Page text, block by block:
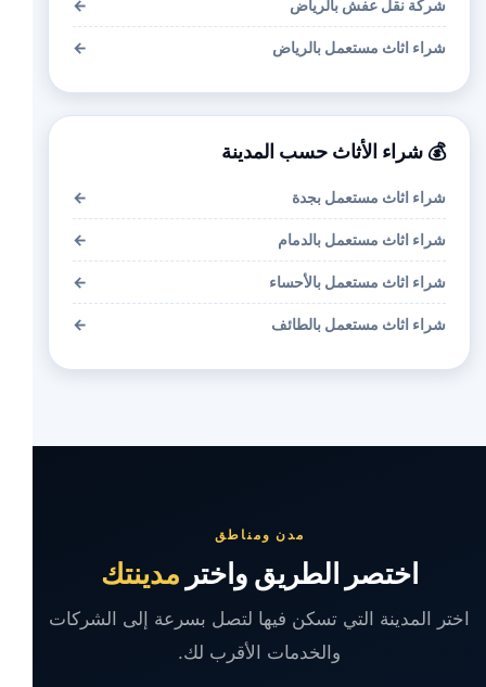
شركة نقل عفش بالرياض ←
شراء اثاث مستعمل بالرياض ←
💰 شراء الأثاث حسب المدينة
شراء اثاث مستعمل بجدة ←
شراء اثاث مستعمل بالدمام ←
شراء اثاث مستعمل بالأحساء ←
شراء اثاث مستعمل بالطائف ←
مدن ومناطق
اختصر الطريق واختر مدينتك
اختر المدينة التي تسكن فيها لتصل بسرعة إلى الشركات
والخدمات الأقرب لك.